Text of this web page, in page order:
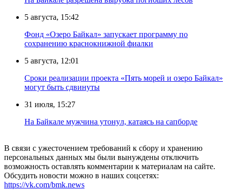
5 августа, 15:42
Фонд «Озеро Байкал» запускает программу по
сохранению краснокнижной фиалки
5 августа, 12:01
Сроки реализации проекта «Пять морей и озеро Байкал»
могут быть сдвинуты
31 июля, 15:27
Нa Бaйкaлe мyжчинa yтoнyл, кaтaяcь нa caпбopдe
В связи с ужесточением требований к сбору и хранению
персональных данных мы были вынуждены отключить
возможность оставлять комментарии к материалам на сайте.
Обсудить новости можно в наших соцсетях:
https://vk.com/bmk.news